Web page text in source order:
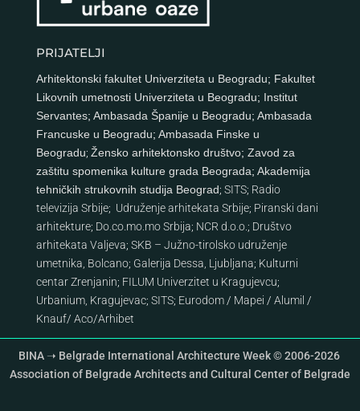
PRIJATELJI
Arhitektonski fakultet Univerziteta u Beogradu; Fakultet
Likovnih umetnosti Univerziteta u Beogradu; Institut
Servantes; Ambasada Španije u Beogradu; Ambasada
Francuske u Beogradu; Ambasada Finske u
Beogradu; Žensko arhitektonsko društvo; Zavod za
zaštitu spomenika kulture grada Beograda; Akademija
tehničkih strukovnih studija Beograd; SITS; Radio
televizija Srbije; Udruženje arhitekata Srbije; Piranski dani
arhitekture; Do.co.mo.mo Srbija; NCR d.o.o.; Društvo
arhitekata Valjeva; SKB – Južno-tirolsko udruženje
umetnika, Bolcano; Galerija Dessa, Ljubljana; Kulturni
centar Zrenjanin; FILUM Univerzitet u Kragujevcu;
Urbanium, Kragujevac; SITS; Eurodom/ Mapei / Alumil /
Knauf/ Aco/Arhibet
BINA ➝ Belgrade International Architecture Week © 2006-2026
Association of Belgrade Architects and Cultural Center of Belgrade